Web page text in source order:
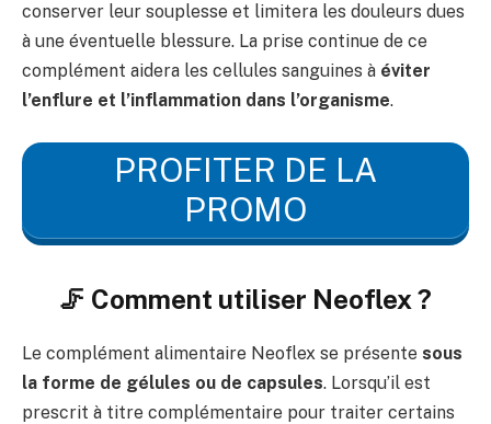
conserver leur souplesse et limitera les douleurs dues
à une éventuelle blessure. La prise continue de ce
complément aidera les cellules sanguines à éviter
l’enflure et l’inflammation dans l’organisme.
PROFITER DE LA
PROMO
🦵 Comment utiliser Neoflex ?
Le complément alimentaire Neoflex se présente sous
la forme de gélules ou de capsules. Lorsqu’il est
prescrit à titre complémentaire pour traiter certains